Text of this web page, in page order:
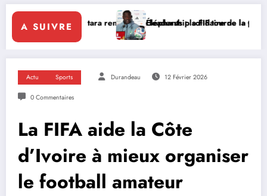
A SUIVRE
renforce le leadership solidaire de la Côte d’Ivoire en Afrique
Éléphants : la FIF tourne la page Emerse Faé
Actu Sports Durandeau 12 Février 2026
0 Commentaires
La FIFA aide la Côte
d’Ivoire à mieux organiser
le football amateur